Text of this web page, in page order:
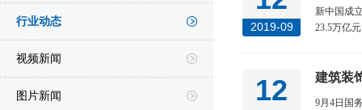
行业动态
视频新闻
图片新闻
2019-09
新中国成
23.5万亿
12 建筑装
9月4日国